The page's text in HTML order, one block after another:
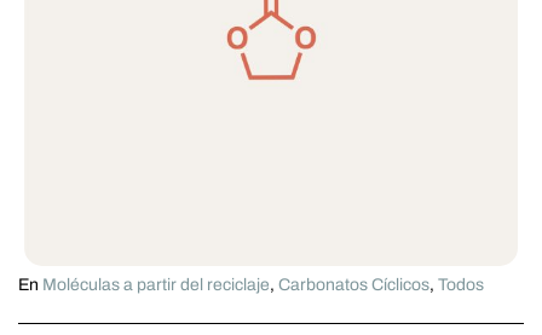
En Moléculas a partir del reciclaje, Carbonatos Cíclicos, Todos